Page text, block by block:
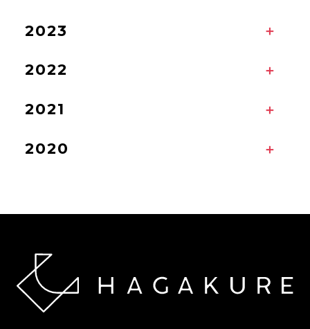
2023
2022
2021
2020